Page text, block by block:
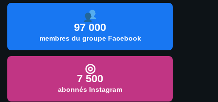
97 000
membres du groupe Facebook
◎
7 500
abonnés Instagram